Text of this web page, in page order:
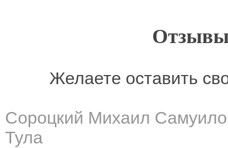
Желаете оставить
Сороцкий Михаил
Тула